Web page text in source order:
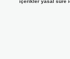
içerikler yasal süre